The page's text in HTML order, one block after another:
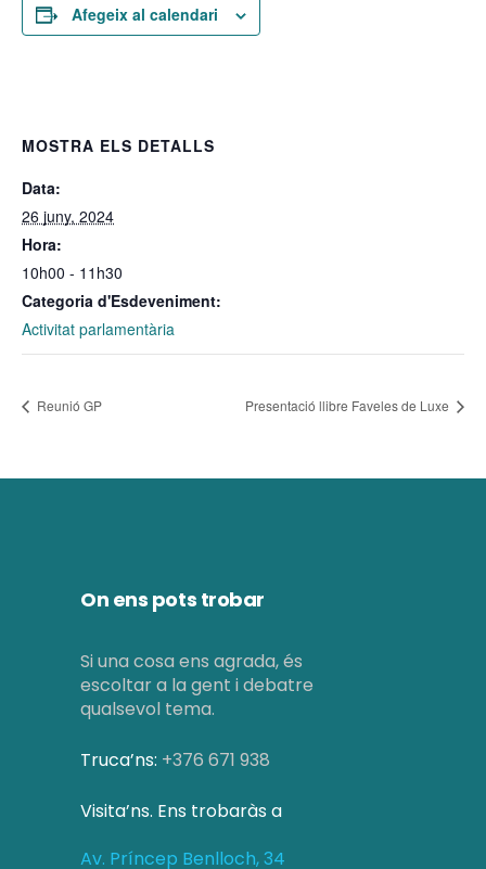
Afegeix al calendari
MOSTRA ELS DETALLS
Data:
26 juny, 2024
Hora:
10h00 - 11h30
Categoria d'Esdeveniment:
Activitat parlamentària
Reunió GP Presentació llibre Faveles de Luxe
On ens pots trobar
Si una cosa ens agrada, és
escoltar a la gent i debatre
qualsevol tema.
Truca’ns: +376 671 938
Visita’ns. Ens trobaràs a
Av. Príncep Benlloch, 34